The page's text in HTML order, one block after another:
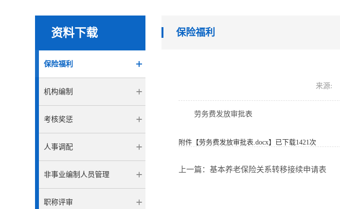
资料下载
保险福利
机构编制
考核奖惩
人事调配
非事业编制人员管理
职称评审
保险福利
来源:
劳务费发放审批表
附件【劳务费发放审批表.docx】已下载1421次
上一篇： 基本养老保险关系转移接续申请表